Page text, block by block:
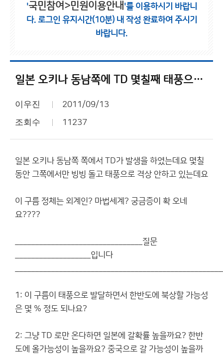
'국민참여>민원이용안내 '를 이용하시기 바랍니
다. 로그인 유지시간(10분) 내 작성 완료하여 주시기
바랍니다.
일본 오키나 동남쪽에 TD 몇칠째 태풍으로????????
이우진 2011/09/13
조회수 11237
일본 오키나 동남쪽 쪽에서 TD가 발생을 하였는데요 몇칠
동안 그쪽에서만 빙빙 돌고 태풍으로 격상 안하고 있는데요
이 구름 정체는 외계인? 마법세계? 궁금증이 확 오네
요????
________________________________질문
___________________입니다
1: 이 구름이 태풍으로 발달하면서 한반도에 북상할 가능성
은 몇 % 정도 되나요?
2: 그냥 TD 로만 온다하면 일본에 갈확률 높을까요? 한반
도에 올가능성이 높을까요? 중국으로 갈 가능성이 높을까